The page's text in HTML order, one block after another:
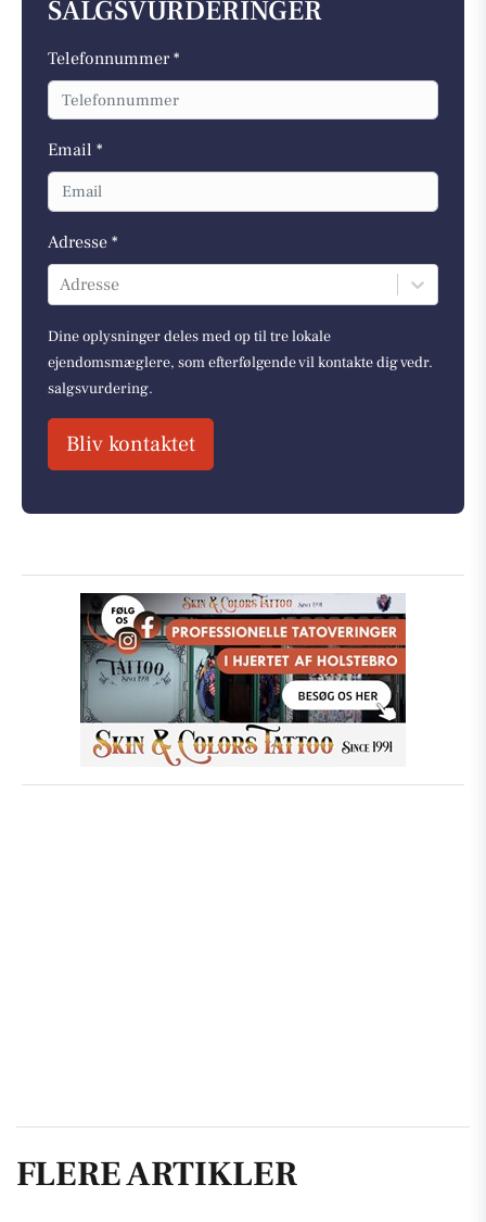
SALGSVURDERINGER
Telefonnummer *
Email *
Adresse *
Adresse
Dine oplysninger deles med op til tre lokale
ejendomsmæglere, som efterfølgende vil kontakte dig vedr.
salgsvurdering.
Bliv kontaktet
FLERE ARTIKLER